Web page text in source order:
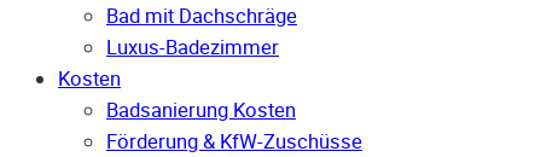
Bad mit Dachschräge
Luxus-Badezimmer
Kosten
Badsanierung Kosten
Förderung & KfW-Zuschüsse